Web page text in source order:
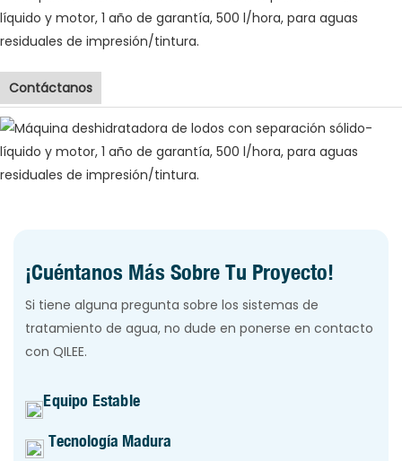
Contáctanos
¡Cuéntanos Más Sobre Tu Proyecto!
Si tiene alguna pregunta sobre los sistemas de
tratamiento de agua, no dude en ponerse en contacto
con QILEE.
Equipo Estable
Tecnología Madura